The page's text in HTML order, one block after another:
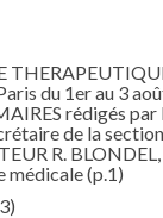
du 1er au 3
rédigés par
de la
R. BLONDEL,
médicale(p.1)